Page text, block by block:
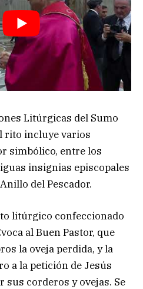
Litúrgicas del Sumo
rito incluye varios
simbólico, entre los
insignias episcopales
del Pescador.
litúrgico confeccionado
al Buen Pastor, que
la oveja perdida, y la
a la petición de Jesús
sus corderos y ovejas. Se